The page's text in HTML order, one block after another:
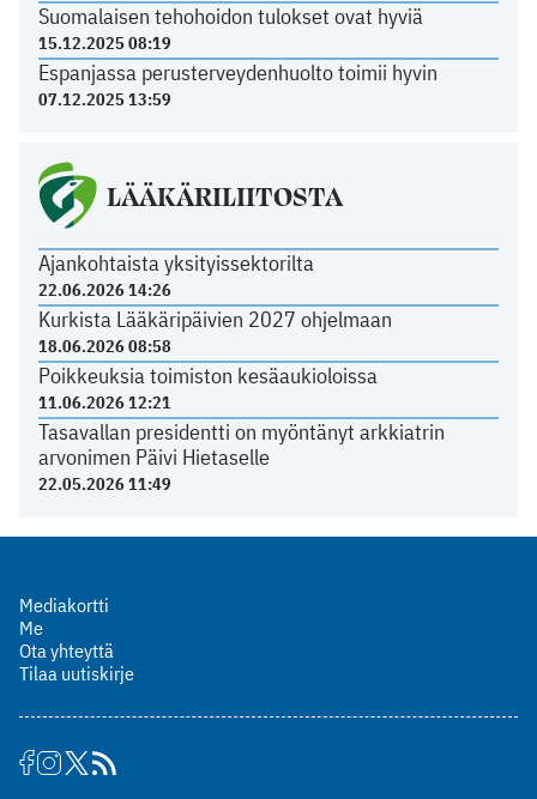
Suomalaisen tehohoidon tulokset ovat hyviä
15.12.2025 08:19
Espanjassa perusterveydenhuolto toimii hyvin
07.12.2025 13:59
LÄÄKÄRILIITOSTA
Ajankohtaista yksityissektorilta
22.06.2026 14:26
Kurkista Lääkäripäivien 2027 ohjelmaan
18.06.2026 08:58
Poikkeuksia toimiston kesäaukioloissa
11.06.2026 12:21
Tasavallan presidentti on myöntänyt arkkiatrin
arvonimen Päivi Hietaselle
22.05.2026 11:49
Mediakortti
Me
Ota yhteyttä
Tilaa uutiskirje